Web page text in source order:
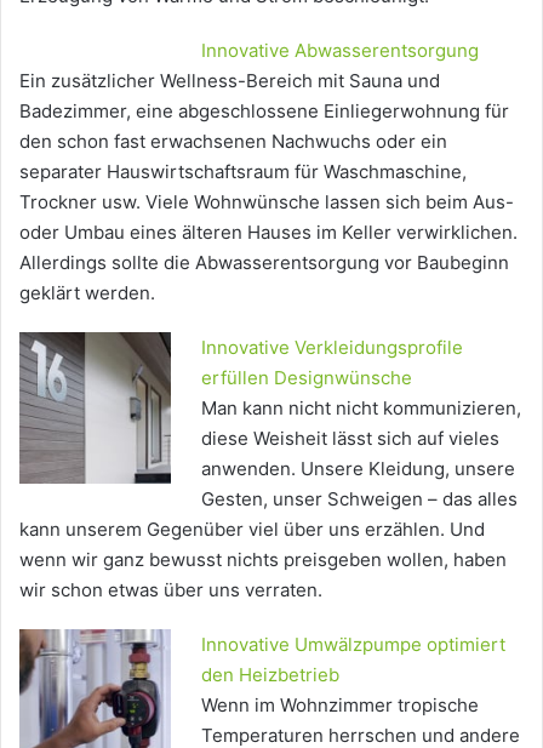
Innovative Abwasserentsorgung
Ein zusätzlicher Wellness-Bereich mit Sauna und
Badezimmer, eine abgeschlossene Einliegerwohnung für
den schon fast erwachsenen Nachwuchs oder ein
separater Hauswirtschaftsraum für Waschmaschine,
Trockner usw. Viele Wohnwünsche lassen sich beim Aus-
oder Umbau eines älteren Hauses im Keller verwirklichen.
Allerdings sollte die Abwasserentsorgung vor Baubeginn
geklärt werden.
Innovative Verkleidungsprofile
erfüllen Designwünsche
Man kann nicht nicht kommunizieren,
diese Weisheit lässt sich auf vieles
anwenden. Unsere Kleidung, unsere
Gesten, unser Schweigen – das alles
kann unserem Gegenüber viel über uns erzählen. Und
wenn wir ganz bewusst nichts preisgeben wollen, haben
wir schon etwas über uns verraten.
Innovative Umwälzpumpe optimiert
den Heizbetrieb
Wenn im Wohnzimmer tropische
Temperaturen herrschen und andere